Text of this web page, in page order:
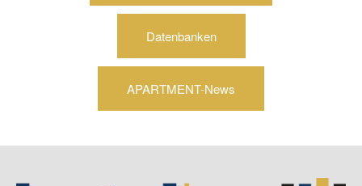
Datenbanken
APARTMENT-News